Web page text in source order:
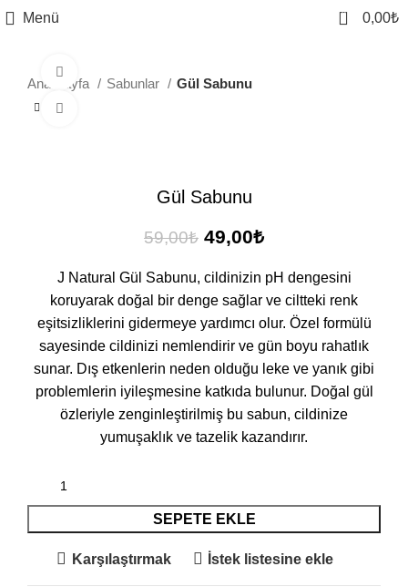
Menü 0 0,00₺
Ana Sayfa Sabunlar Gül Sabunu
Gül Sabunu
59,00₺ 49,00₺
J Natural Gül Sabunu, cildinizin pH dengesini
koruyarak doğal bir denge sağlar ve ciltteki renk
eşitsizliklerini gidermeye yardımcı olur. Özel formülü
sayesinde cildinizi nemlendirir ve gün boyu rahatlık
sunar. Dış etkenlerin neden olduğu leke ve yanık gibi
problemlerin iyileşmesine katkıda bulunur. Doğal gül
özleriyle zenginleştirilmiş bu sabun, cildinize
yumuşaklık ve tazelik kazandırır.
SEPETE EKLE
Karşılaştırmak İstek listesine ekle